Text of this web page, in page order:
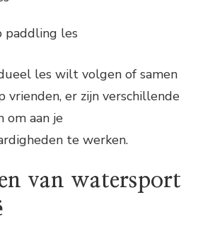
paddling les
les wilt volgen of samen
vrienden, er zijn verschillende
om aan je
te werken.
van watersport